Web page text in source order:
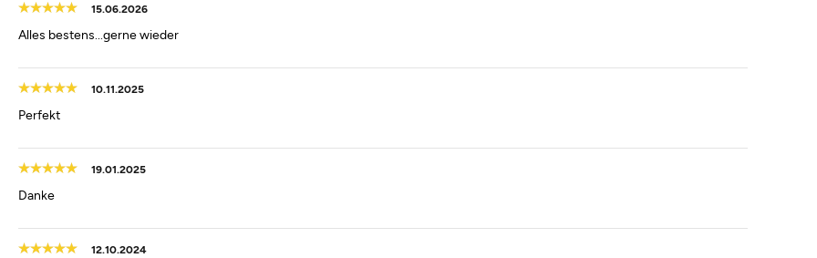
15.06.2026
Alles bestens...gerne wieder
10.11.2025
Perfekt
19.01.2025
Danke
12.10.2024